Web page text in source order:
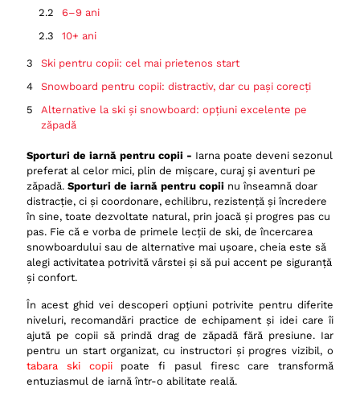
6–9 ani
10+ ani
Ski pentru copii: cel mai prietenos start
Snowboard pentru copii: distractiv, dar cu pași corecți
Alternative la ski și snowboard: opțiuni excelente pe
zăpadă
Tubing
Patinaj
Săniuș controlat
Drumeții cu rachete de zăpadă
Siguranță: regulile care fac diferența
Echipament pentru sporturi de iarnă pentru copii: ce e
obligatoriu și ce e „nice to have”
Obligatoriu
Recomandat
Cum pregătești copilul pentru prima zi pe pârtie
Greșeli frecvente ale părinților (și cum le eviți)
Sporturi de iarnă pentru copii - Iarna poate deveni sezonul
preferat al celor mici, plin de mișcare, curaj și aventuri pe
zăpadă. Sporturi de iarnă pentru copii nu înseamnă doar
distracție, ci și coordonare, echilibru, rezistență și încredere
în sine, toate dezvoltate natural, prin joacă și progres pas cu
pas. Fie că e vorba de primele lecții de ski, de încercarea
snowboardului sau de alternative mai ușoare, cheia este să
alegi activitatea potrivită vârstei și să pui accent pe siguranță
și confort.
În acest ghid vei descoperi opțiuni potrivite pentru diferite
niveluri, recomandări practice de echipament și idei care îi
ajută pe copii să prindă drag de zăpadă fără presiune. Iar
pentru un start organizat, cu instructori și progres vizibil, o
tabara ski copiipoate fi pasul firesc care transformă
entuziasmul de iarnă într-o abilitate reală.